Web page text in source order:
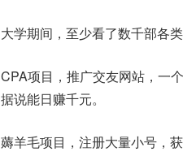
大学期间，至少看了数千部各类
CPA项目，推广交友网站，一
据说能日赚千元。
薅羊毛项目，注册大量小号，